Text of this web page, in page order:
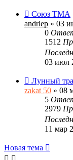
Союз ТМА
andrlep » 03
0
1512
03 июл
Лунный
zakat 50 » 08
5
2979
11 мар
Новая
тема
Новая тема